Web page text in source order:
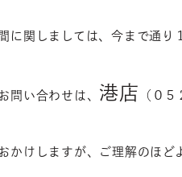
に関しましては、今まで通り
問い合わせは、 港店 （０
かけしますが、ご理解のほど